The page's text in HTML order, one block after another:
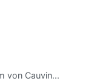
von Cauvin...